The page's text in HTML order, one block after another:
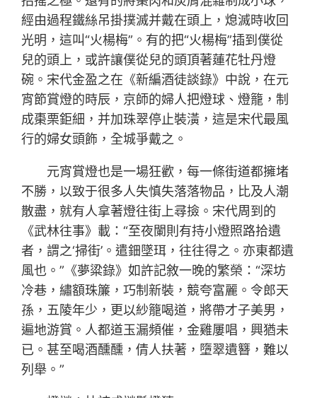
經由過程鐵絲吊掛撲滅并戴在頭上，熄滅時收回
光明，這叫“火楊梅”。有的把“火楊梅”插到僕從
兒的頭上，或許讓僕從兒的頭頂著蓮花牡丹燈
碗。宋代金盈之在《新編酒徒談錄》中說，在元
宵節賞燈的時辰，京師的婦人把燈球、燈籠，制
成棗栗鉅細，并加珠翠停止裝潢，這是宋代最風
行的婦女頭飾，全城爭戴之。
元宵賞燈也是一場狂歡，每一條街道都擁堵
不勝，以致于很多人失慎失落落物品，比及人潮
散盡，就有人拿著燈往街上尋撿。宋代周到的
《武林往事》載：“至夜闌則有持小燈照路拾遺
者，謂之‘掃街’。遣鈿墜珥，往往得之。亦東都遺
風也。”《夢粱錄》如許記敘一晚的繁榮：“深坊
冷巷，繡額珠簾，巧制新裝，競夸富麗。令郎天
孫，五陵年少，更以紗籠喝道，將帶才子美男，
遍地游賞。人都道玉漏頻催，金雞屢唱，興猶未
已。甚至喝酒醺醺，倩人扶著，墮翠遺簪，難以
列舉。”